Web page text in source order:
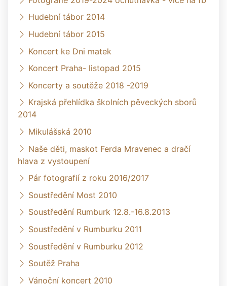
Hudební tábor 2014
Hudební tábor 2015
Koncert ke Dni matek
Koncert Praha- listopad 2015
Koncerty a soutěže 2018 -2019
Krajská přehlídka školních pěveckých sborů
2014
Mikulášská 2010
Naše děti, maskot Ferda Mravenec a dračí
hlava z vystoupení
Pár fotografií z roku 2016/2017
Soustředění Most 2010
Soustředění Rumburk 12.8.-16.8.2013
Soustředění v Rumburku 2011
Soustředění v Rumburku 2012
Soutěž Praha
Vánoční koncert 2010